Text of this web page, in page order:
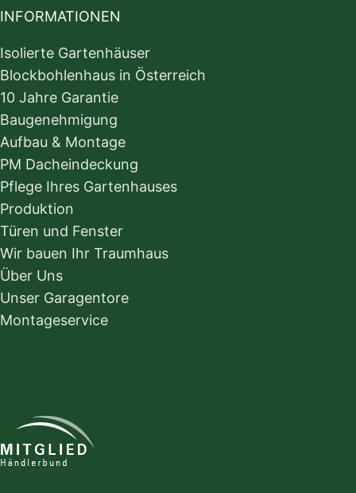
INFORMATIONEN
Isolierte Gartenhäuser
Blockbohlenhaus in Österreich
10 Jahre Garantie
Baugenehmigung
Aufbau & Montage
PM Dacheindeckung
Pflege Ihres Gartenhauses
Produktion
Türen und Fenster
Wir bauen Ihr Traumhaus
Über Uns
Unser Garagentore
Montageservice